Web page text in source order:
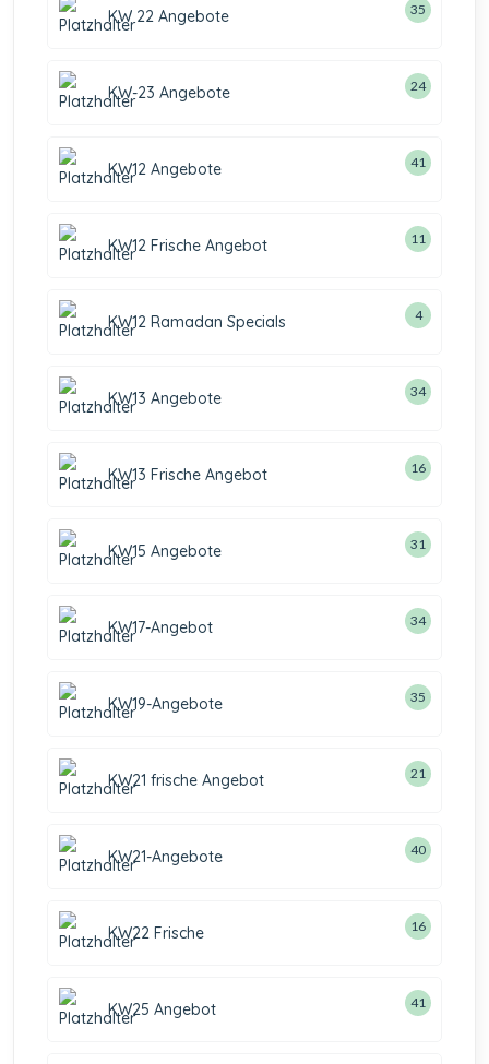
KW 22 Angebote 35
KW-23 Angebote 24
KW12 Angebote 41
KW12 Frische Angebot 11
KW12 Ramadan Specials 4
KW13 Angebote 34
KW13 Frische Angebot 16
KW15 Angebote 31
KW17-Angebot 34
KW19-Angebote 35
KW21 frische Angebot 21
KW21-Angebote 40
KW22 Frische 16
KW25 Angebot 41